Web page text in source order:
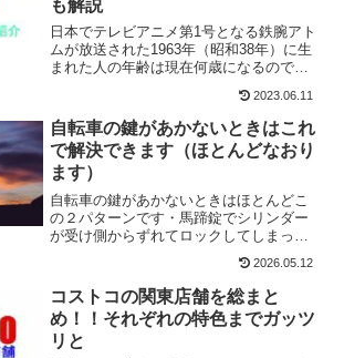
も解説
日本でテレビアニメ第1号となる鉄腕アト
ムが放送された1963年（昭和38年）に生
まれた人の年齢は現在何歳になるのでし
人の入学、卒業年やこれから迎えるイベ
ントまで何年あるかなどを当時のニュー
スや流行も併せて解説していきたいと思
います。
2023.06.11
自転車の鍵があかないときはこれ
で解決できます（ほとんどなおり
ます）
自転車の鍵があかないときはほとんどこ
の２パターンです・馬蹄錠でシリンダー
が受け側からずれてロックしてしまっ
おき雨や泥が鍵穴に入り鍵が回らない私
も同じ経験を何度もしすぐに解決できる
ようになりましたので説明していきたい
と思います
2026.05.12
コストコの関東店舗を総まと
め！！それぞれの特色までガッツ
リと